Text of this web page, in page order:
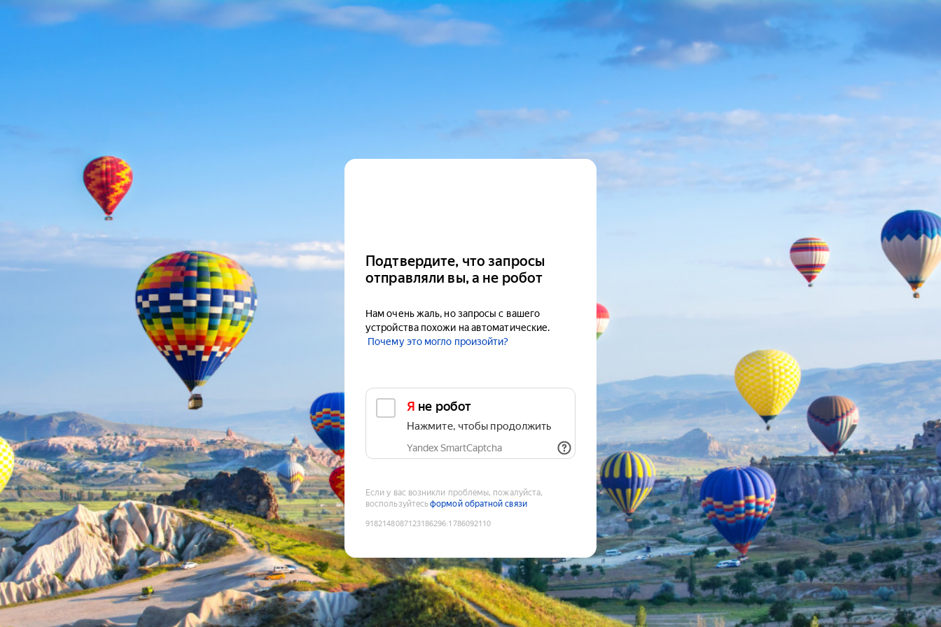
Подтвердите, что запросы
отправляли вы, а не робот
Нам очень жаль, но запросы с вашего
устройства похожи на автоматические.
Почему это могло произойти?
Я не робот
Нажмите, чтобы продолжить
Yandex SmartCaptcha
Если у вас возникли проблемы, пожалуйста,
воспользуйтесьформой обратной связи
9182148087123186296:1786092110